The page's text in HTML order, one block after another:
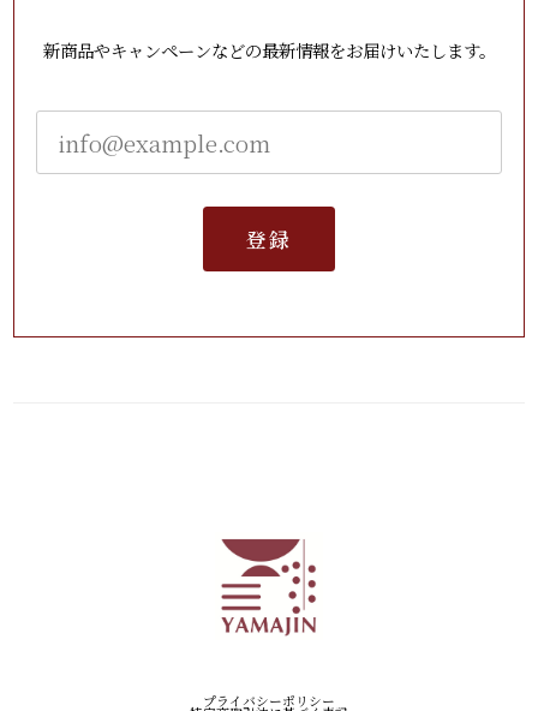
新商品やキャンペーンなどの最新情報をお届けいたします。
登録
プライバシーポリシー